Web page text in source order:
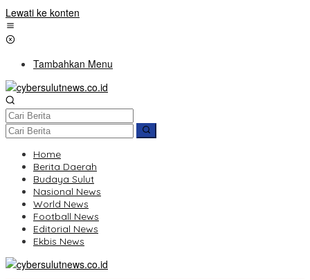
Lewati ke konten
Tambahkan Menu
Home
Berita Daerah
Budaya Sulut
Nasional News
World News
Football News
Editorial News
Ekbis News